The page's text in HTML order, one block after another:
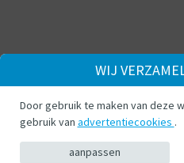
WIJ
Door gebruik te maken van deze
gebruik van advertentiecookies .
aanpassen